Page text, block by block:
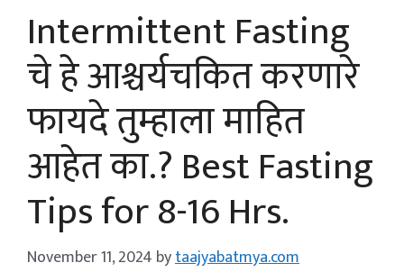
Intermittent Fasting
चे हे आश्चर्यचकित करणारे
फायदे तुम्हाला माहित
आहेत का.? Best Fasting
Tips for 8-16 Hrs.
November 11, 2024 bytaajyabatmya.com